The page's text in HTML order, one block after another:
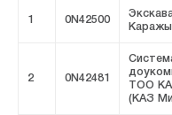
1 0N42500
2 0N42481
ТОО
(КАЗ